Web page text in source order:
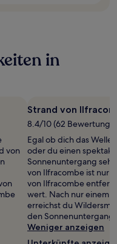
in
von
Strand von
8.4/10 (62
Egal ob dich das
oder du einen
Sonnenuntergang
von Ilfracombe ist nur
von Ilfracombe
wert. Nach nur einem
erreichst du
den Sonnenuntergang
Weniger anzeigen